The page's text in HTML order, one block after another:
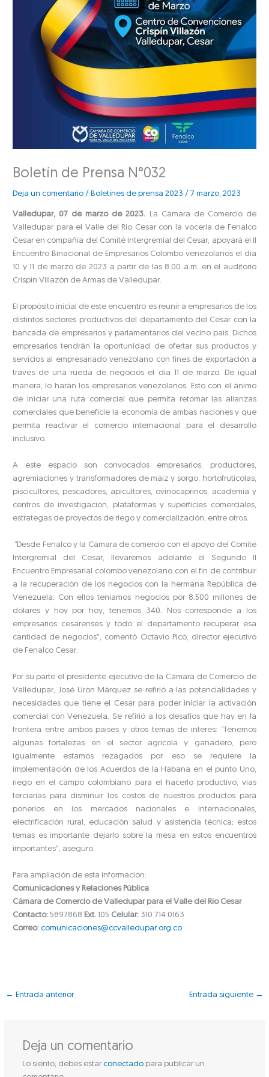
Boletín de Prensa N°032
Deja un comentario / Boletines de prensa 2023 / 7 marzo, 2023
Valledupar, 07 de marzo de 2023. La Cámara de Comercio de
Valledupar para el Valle del Río Cesar con la vocería de Fenalco
Cesar en compañía del Comité Intergremial del Cesar, apoyará el II
Encuentro Binacional de Empresarios Colombo venezolanos el día
10 y 11 de marzo de 2023 a partir de las 8:00 a.m. en el auditorio
Crispín Villazón de Armas de Valledupar.
El propósito inicial de este encuentro es reunir a empresarios de los
distintos sectores productivos del departamento del Cesar con la
bancada de empresarios y parlamentarios del vecino país. Dichos
empresarios tendrán la oportunidad de ofertar sus productos y
servicios al empresariado venezolano con fines de exportación a
través de una rueda de negocios el día 11 de marzo. De igual
manera, lo harán los empresarios venezolanos. Esto con el ánimo
de iniciar una ruta comercial que permita retomar las alianzas
comerciales que beneficie la economía de ambas naciones y que
permita reactivar el comercio internacional para el desarrollo
inclusivo.
A este espacio son convocados empresarios, productores,
agremiaciones y transformadores de maíz y sorgo, hortofrutícolas,
piscicultores, pescadores, apicultores, ovinocaprinos, academia y
centros de investigación, plataformas y superficies comerciales,
estrategas de proyectos de riego y comercialización, entre otros.
“Desde Fenalco y la Cámara de comercio con el apoyo del Comité
Intergremial del Cesar, llevaremos adelante el Segundo II
Encuentro Empresarial colombo venezolano con el fin de contribuir
a la recuperación de los negocios con la hermana República de
Venezuela. Con ellos teníamos negocios por 8.500 millones de
dólares y hoy por hoy, tenemos 340. Nos corresponde a los
empresarios cesarenses y todo el departamento recuperar esa
cantidad de negocios”, comentó Octavio Pico, director ejecutivo
de Fenalco Cesar.
Por su parte el presidente ejecutivo de la Cámara de Comercio de
Valledupar, José Urón Márquez se refirió a las potencialidades y
necesidades que tiene el Cesar para poder iniciar la activación
comercial con Venezuela. Se refirió a los desafíos que hay en la
frontera entre ambos países y otros temas de interés: “Tenemos
algunas fortalezas en el sector agrícola y ganadero, pero
igualmente estamos rezagados por eso se requiere la
implementación de los Acuerdos de la Habana en el punto Uno,
riego en el campo colombiano para el hacerlo productivo, vías
terciarias para disminuir los costos de nuestros productos para
ponerlos en los mercados nacionales e internacionales,
electrificación rural, educación salud y asistencia técnica; estos
temas es importante dejarlo sobre la mesa en estos encuentros
importantes”, aseguró.
Para ampliación de esta información:
Comunicaciones y Relaciones Pública
Cámara de Comercio de Valledupar para el Valle del Río Cesar
Contacto: 5897868 Ext. 105 Celular: 310 714 0163
Correo: comunicaciones@ccvalledupar.org.co
← Entrada anterior Entrada siguiente →
Deja un comentario
Lo siento, debes estar conectadopara publicar un